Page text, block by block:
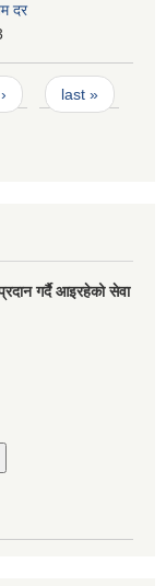
दर
last »
गर्दै आइरहेको सेवा